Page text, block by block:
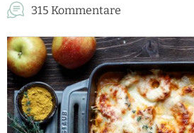
315 Kommentare